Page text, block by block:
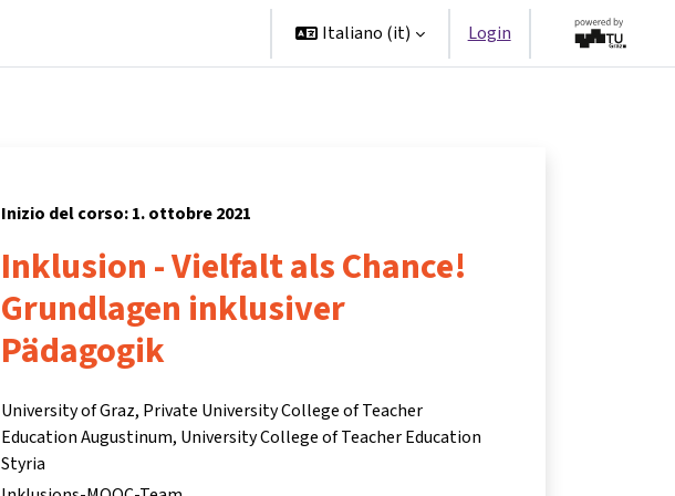
Italiano ‎(it)‎ Login
Inizio del corso: 1. ottobre 2021
Inklusion - Vielfalt als Chance!
Grundlagen inklusiver
Pädagogik
University of Graz, Private University College of Teacher
Education Augustinum, University College of Teacher Education
Styria